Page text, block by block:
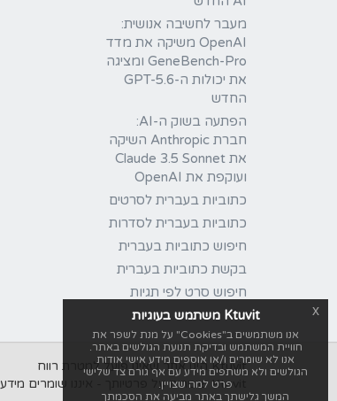
מעבר לחשיבה אנושית:
OpenAI משיקה את מדד
GeneBench-Pro ומציגה
את יכולות ה-GPT-5.6
החדש
הפתעה בשוק ה-AI:
חברת Anthropic השיקה
את Claude 3.5 Sonnet
ועוקפת את OpenAI
כתוביות בעברית לסרטים
כתוביות בעברית לסדרות
חיפוש כתוביות בעברית
בקשת כתוביות בעברית
חיפוש סרט לפי תגיות
Ktuvit הינו אתר שאינו פועל למטרת רווח
Ktuvit שומרים על פרטיותך - איננו שומרים מידע העלול לחשוף את זהותך, לעולם לא נשתף מידע אישי עם אף גורם צד שלישי.
Ktuvit משתמש בעוגיות
אנו משתמשים ב"Cookies" על מנת לשפר את
חוויית המשתמש ובדיקת תנועת הגולשים באתר.
אנו לא שומרים ו/או אוספים מידע אישי אודות
הגולשים ולא משתפים מידע עם אף גורם צד שלישי
פרט למה שצויין.
המשך גלישתך באתר מביעה את הסכמתך
x